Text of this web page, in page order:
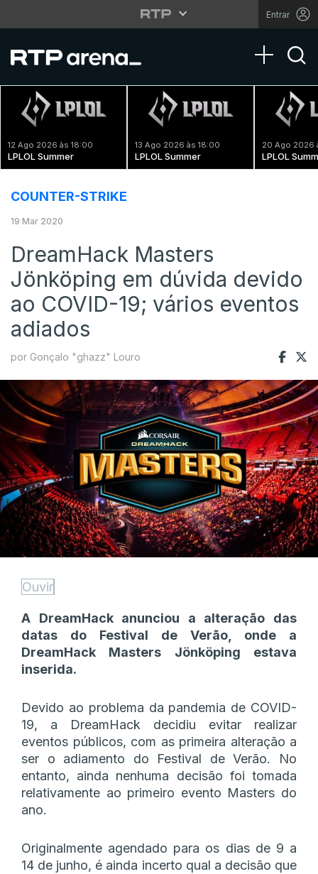
Entrar
Toggle
12 Ago 2026 às 18:00
LPLOL Summer
13 Ago 2026 às 18:00
LPLOL Summer
20 Ago 2026
LPLOL
COUNTER-STRIKE
19 Mar 2020
DreamHack Masters
Jönköping em dúvida devido
ao COVID-19; vários eventos
adiados
por Gonçalo "ghazz" Louro
Ouvir
A DreamHack anunciou a alteração das
datas do Festival de Verão, onde a
DreamHack Masters Jönköping estava
inserida.
Devido ao problema da pandemia de COVID-
19, a DreamHack decidiu evitar realizar
eventos públicos, com as primeira alteração a
ser o adiamento do Festival de Verão. No
entanto, ainda nenhuma decisão foi tomada
relativamente ao primeiro evento Masters do
ano.
Originalmente agendado para os dias de 9 a
14 de junho, é ainda incerto qual a decisão que